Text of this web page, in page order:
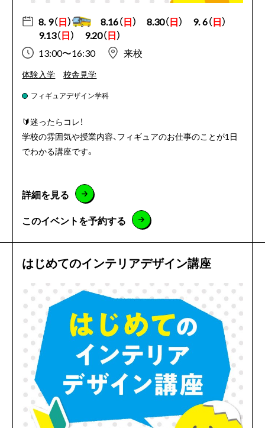
8. 9（日） 8.16（日） 8.30（日） 9. 6（日）
9.13（日） 9.20（日）
13:00〜16:30
来校
体験入学 校舎見学
フィギュアデザイン学科
🔰迷ったらコレ！
学校の雰囲気や授業内容、フィギュアのお仕事のことが1日
でわかる講座です。
詳細を見る
このイベントを予約する
はじめてのインテリアデザイン講座